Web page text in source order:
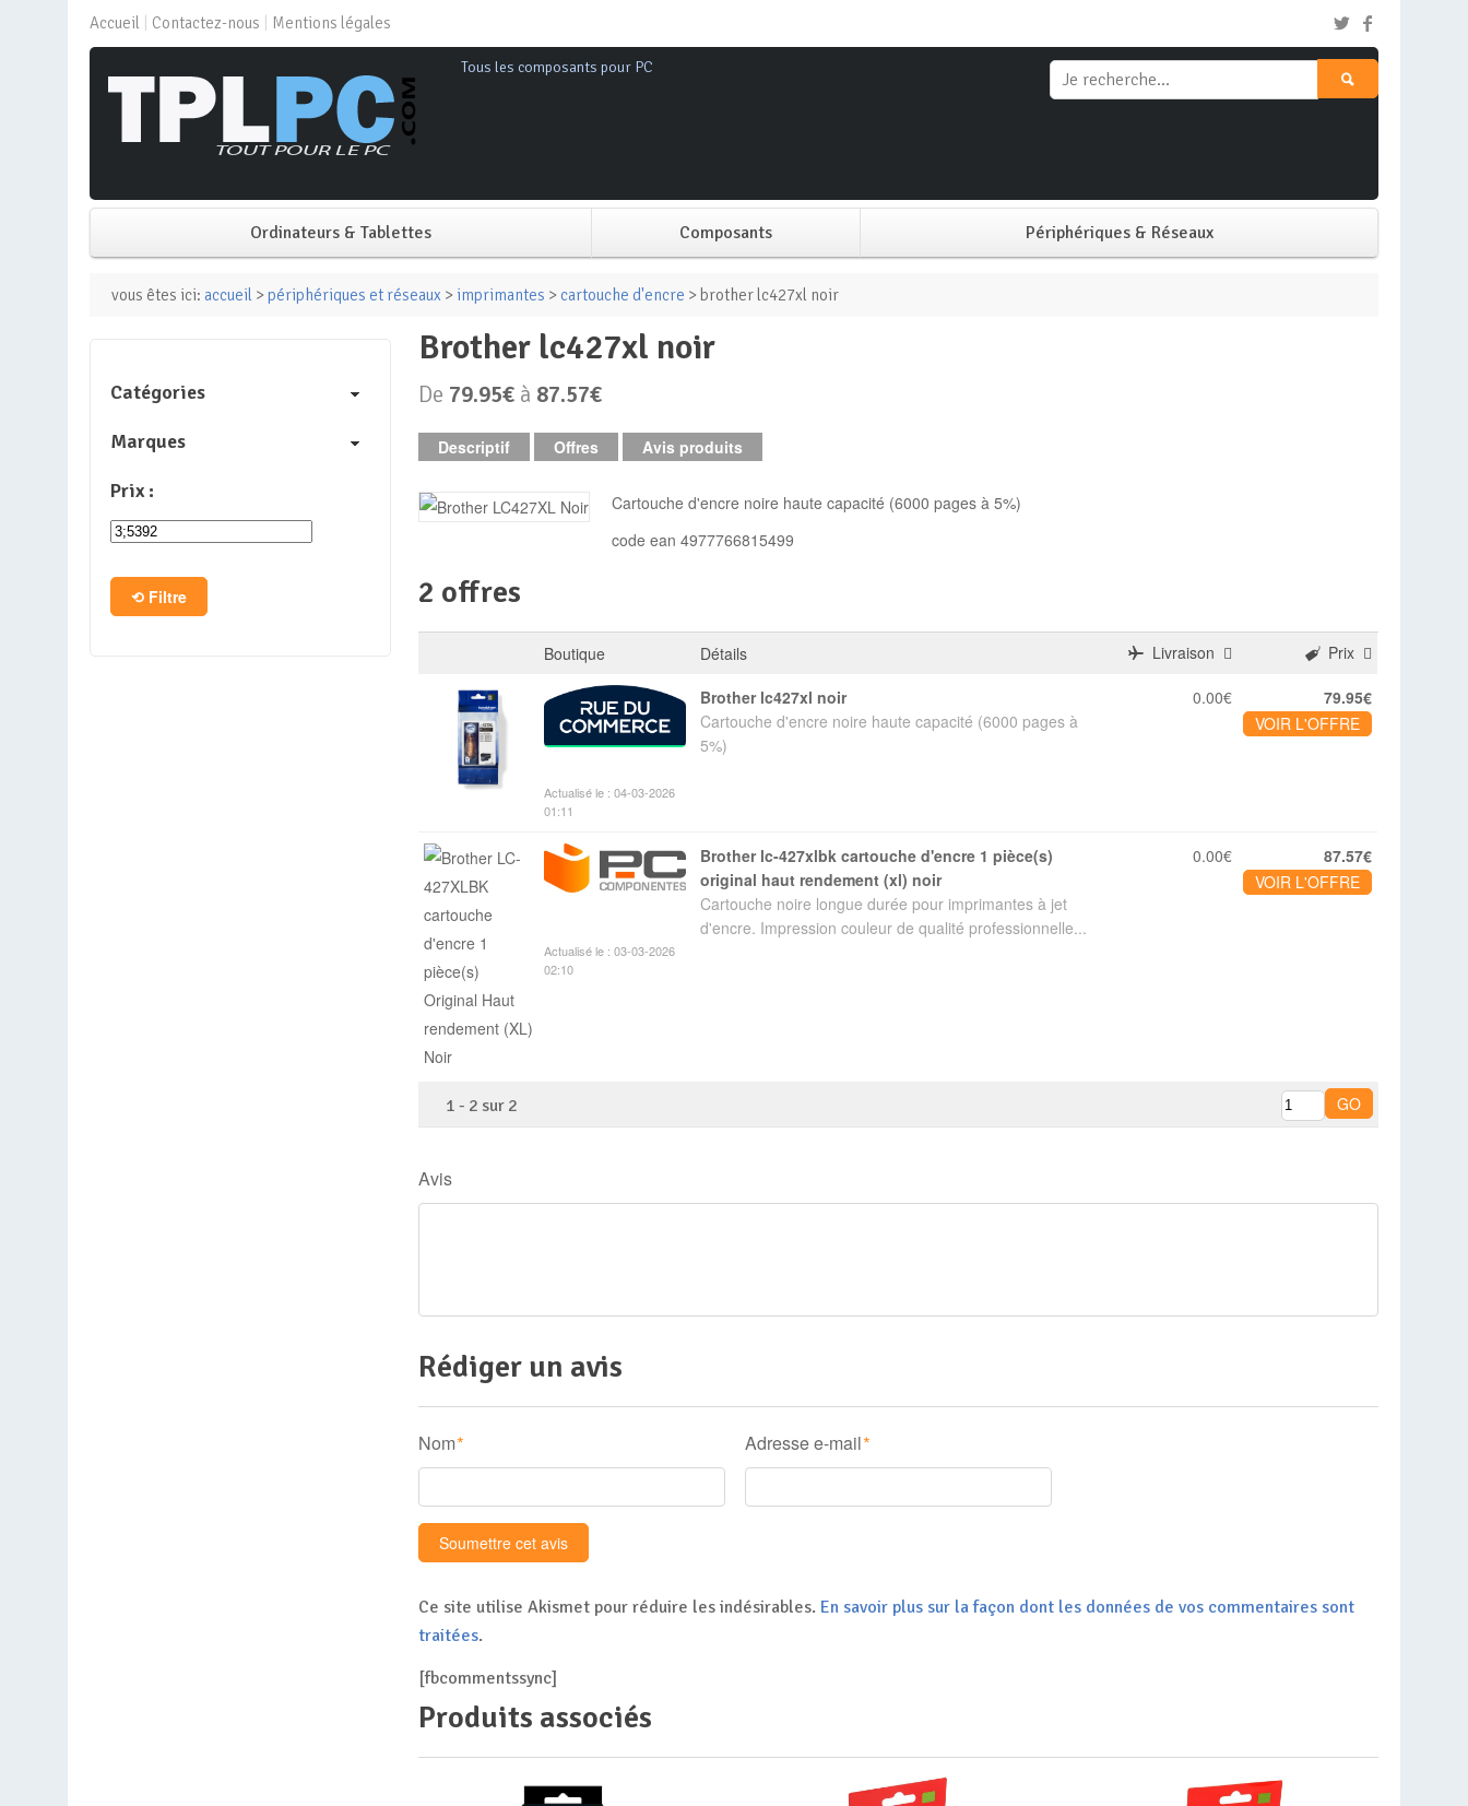
Accueil Contactez-nous Mentions légales
Tous les composants pour PC
Ordinateurs & Tablettes
PC de bureau
Mini PC
PC Tout-en-un
Tablettes
Composants
Alimentation PC
Boitier PC
Carte mère
Mémoire PC
Périphériques & Réseaux
vous êtes ici: accueil > périphériques et réseaux > imprimantes > cartouche d'encre > brother lc427xl noir
brother lc427xl noir
De 79.95€ à 87.57€
Descriptif Offres Avis produits
Cartouche d'encre noire haute capacité (6000 pages à 5%)
code ean 4977766815499
2 offres
Boutique Détails Livraison Prix
Actualisé le : 04-03-2026
01:11
brother lc427xl noir
Cartouche d'encre noire haute capacité (6000 pages à
5%)
0.00€
79.95€
VOIR L'OFFRE
Actualisé le : 03-03-2026
02:10
brother lc-427xlbk cartouche d'encre 1 pièce(s)
original haut rendement (xl) noir
Cartouche noire longue durée pour imprimantes à jet
d'encre. Impression couleur de qualité professionnelle...
0.00€
87.57€
VOIR L'OFFRE
1 - 2 sur 2
Avis
Rédiger un avis
Nom * Adresse e-mail *
Ce site utilise Akismet pour réduire les indésirables. En savoir plus sur la façon dont les données de vos commentaires sont
traitées.
[fbcommentssync]
Produits associés
Catégories
Marques
Prix :
Filtre